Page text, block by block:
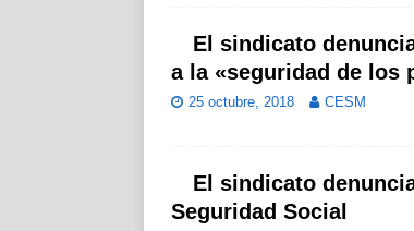
El sindicato
a la «seguridad de los
25 octubre, 2018 CESM
El sindicato
Seguridad Social